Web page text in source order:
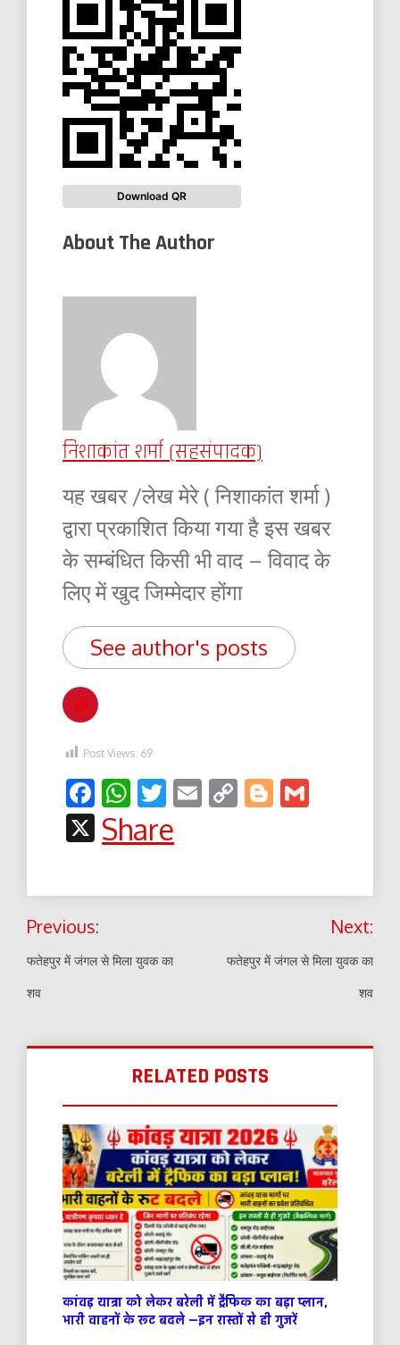
Download QR
About The Author
निशाकांत शर्मा (सहसंपादक)
यह खबर /लेख मेरे ( निशाकांत शर्मा )
द्वारा प्रकाशित किया गया है इस खबर
के सम्बंधित किसी भी वाद – विवाद के
लिए में खुद जिम्मेदार होंगा
See author's posts
Post Views: 69
Facebook
WhatsApp
Twitter
EmailCopyBlogger
X
Share
Post
navigation
Previous:
फतेहपुर में जंगल से मिला युवक का
शव
Next:
फतेहपुर में जंगल से मिला युवक का
शव
RELATED POSTS
कांवड़ यात्रा को लेकर बरेली में ट्रैफिक का बड़ा प्लान,
भारी वाहनों के रूट बदले —इन रास्तों से ही गुजरें